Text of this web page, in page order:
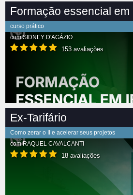
Formação essencial em
curso prático
comSIDNEY D'AGÁZIO
153 avaliações
Ex-Tarifário
Como zerar o II e acelerar seus projetos
comRAQUEL CAVALCANTI
18 avaliações